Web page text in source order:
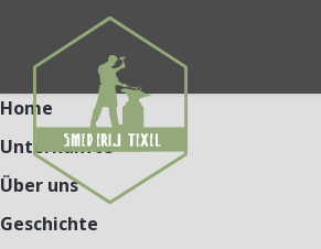
Home
Unterkünfte
Über uns
Geschichte